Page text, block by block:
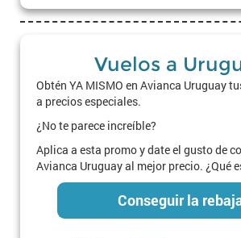
Vuelos a
Obtén YA MISMO en Avianca Uruguay
a precios especiales.
¿No te parece increíble?
Aplica a esta promo y date el gusto de
Avianca Uruguay al mejor precio. ¿Qué
Conseguir la